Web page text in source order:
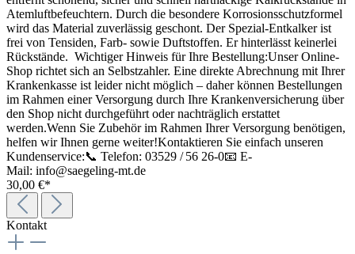
Atemluftbefeuchtern. Durch die besondere Korrosionsschutzformel
wird das Material zuverlässig geschont. Der Spezial-Entkalker ist
frei von Tensiden, Farb- sowie Duftstoffen. Er hinterlässt keinerlei
Rückstände. Wichtiger Hinweis für Ihre Bestellung:Unser Online-
Shop richtet sich an Selbstzahler. Eine direkte Abrechnung mit Ihrer
Krankenkasse ist leider nicht möglich – daher können Bestellungen
im Rahmen einer Versorgung durch Ihre Krankenversicherung über
den Shop nicht durchgeführt oder nachträglich erstattet
werden.Wenn Sie Zubehör im Rahmen Ihrer Versorgung benötigen,
helfen wir Ihnen gerne weiter!Kontaktieren Sie einfach unseren
Kundenservice:📞 Telefon: 03529 / 56 26-0📧 E-
Mail: info@saegeling-mt.de
30,00 €*
Kontakt